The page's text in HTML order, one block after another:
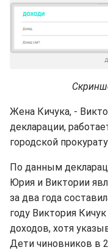
Жена Кичука, -
декларации,
городской
По данным
Юрия и Виктории
за два года
году Виктория
доходов, хотя
Дети чиновников в